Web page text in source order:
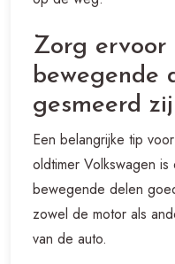
Zorg ervoor
bewegende
gesmeerd
Een belangrijke tip
oldtimer Volkswagen
bewegende delen
zowel de motor als
van de auto.